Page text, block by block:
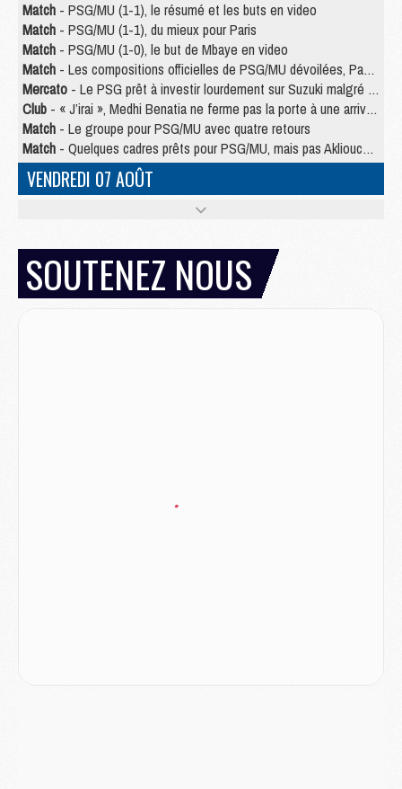
Match - PSG/MU (1-1), le résumé et les buts en video
Match - PSG/MU (1-1), du mieux pour Paris
Match - PSG/MU (1-0), le but de Mbaye en video
Match - Les compositions officielles de PSG/MU dévoilées, Pacho titulaire
Mercato - Le PSG prêt à investir lourdement sur Suzuki malgré Safonov et Chevalier
Club - « J’irai », Medhi Benatia ne ferme pas la porte à une arrivée au PSG
Match - Le groupe pour PSG/MU avec quatre retours
Match - Quelques cadres prêts pour PSG/MU, mais pas Akliouche ?
VENDREDI 07 AOÛT
- Premières tendances pour les compositions de PSG/MU
Mercato- Un jeune lancé par Luis Enrique fait ses adieux au PSG
Match- PSG/MU, sur quelle chaine et à quelle heure regarder le match ?
Match- Akliouche déjà à l'entraînement et concerné par PSG/MU ?
- Ndjantou après Majorque/PSG : « Je ne me mets pas de plafond »
SOUTENEZ NOUS